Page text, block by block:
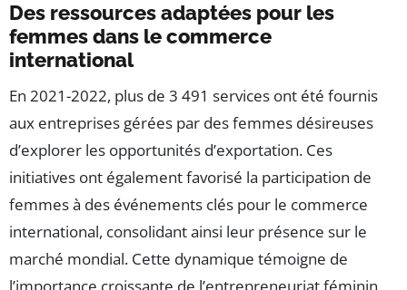
Des ressources adaptées pour les
femmes dans le commerce
international
En 2021-2022, plus de 3 491 services ont été fournis
aux entreprises gérées par des femmes désireuses
d’explorer les opportunités d’exportation. Ces
initiatives ont également favorisé la participation de
femmes à des événements clés pour le commerce
international, consolidant ainsi leur présence sur le
marché mondial. Cette dynamique témoigne de